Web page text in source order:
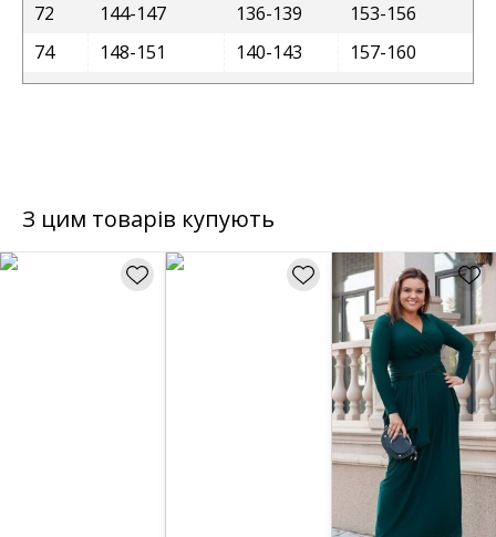
72
144-147 136-139
153-156
74
148-151 140-143 157-160
З цим товарів купують